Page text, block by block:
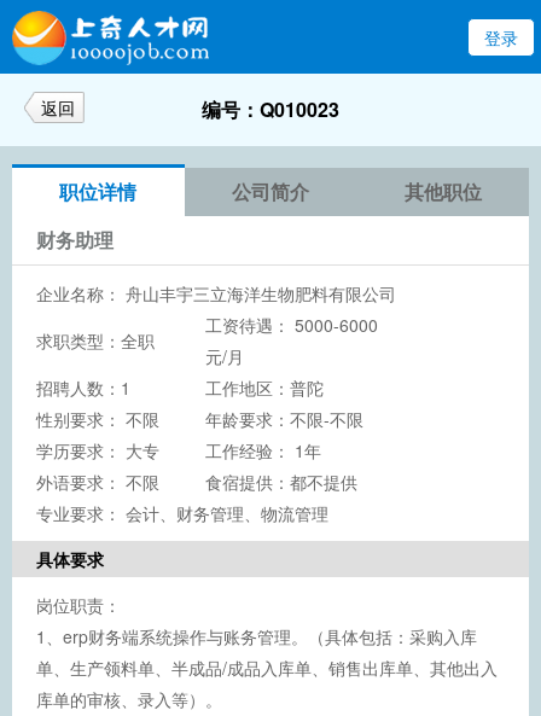
登录
返回 编号：Q010023
职位详情 公司简介
其他职位
财务助理
企业名称： 舟山丰宇三立海洋生物肥料有限公司
求职类型：全职
工资待遇： 5000-6000
元/月
招聘人数：1
工作地区：普陀
性别要求： 不限
年龄要求：不限-不限
学历要求： 大专
工作经验： 1年
外语要求： 不限
食宿提供：都不提供
专业要求： 会计、财务管理、物流管理
具体要求
岗位职责：
1、erp财务端系统操作与账务管理。（具体包括：采购入库
单、生产领料单、半成品/成品入库单、销售出库单、其他出入
库单的审核、录入等）。